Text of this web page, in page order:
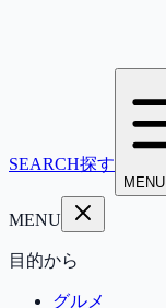
SEARCH探す
MENU
MENU
目的から
グルメ